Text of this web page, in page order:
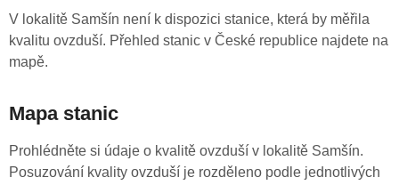
V lokalitě Samšín není k dispozici stanice, která by měřila
kvalitu ovzduší. Přehled stanic v České republice najdete na
mapě.
Mapa stanic
Prohlédněte si údaje o kvalitě ovzduší v lokalitě Samšín.
Posuzování kvality ovzduší je rozděleno podle jednotlivých